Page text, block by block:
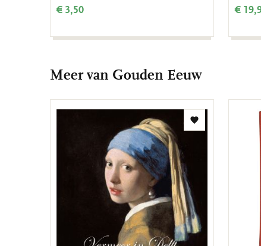
€ 3,50 €
Meer van Gouden Eeuw
Toevoegen